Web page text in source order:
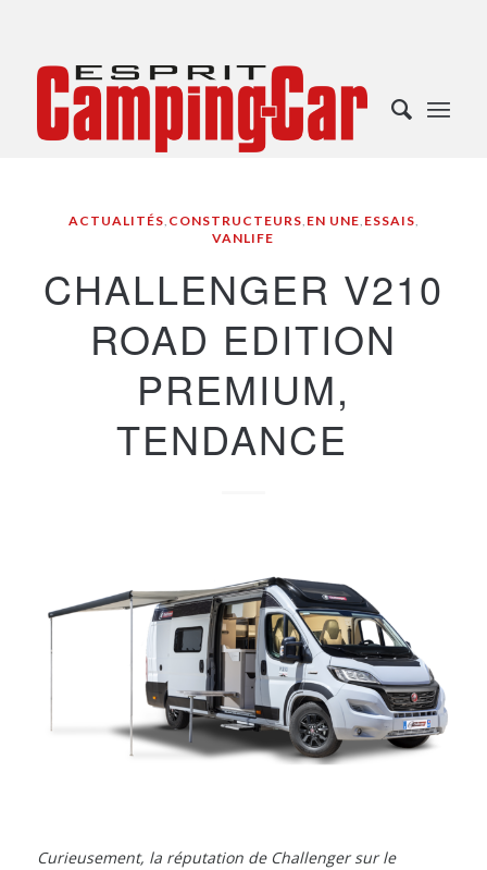
ACTUALITÉS, CONSTRUCTEURS, EN UNE, ESSAIS,
VANLIFE
CHALLENGER V210
ROAD EDITION
PREMIUM,
TENDANCE
Curieusement, la réputation de Challenger sur le